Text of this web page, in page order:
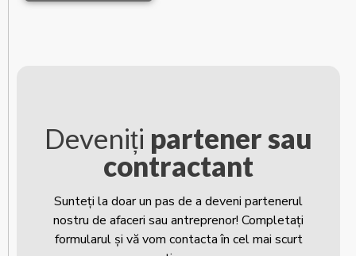
Deveniți partener sau
contractant
Sunteți la doar un pas de a deveni partenerul
nostru de afaceri sau antreprenor! Completați
formularul și vă vom contacta în cel mai scurt